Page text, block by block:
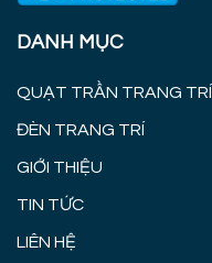
DANH MỤC
QUẠT TRẦN TRANG TRÍ
ĐÈN TRANG TRÍ
GIỚI THIỆU
TIN TỨC
LIÊN HỆ